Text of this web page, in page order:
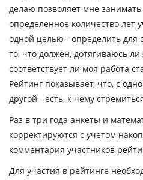
делаю позволяет мне
определенное количество лет
одной целью - определить для
то, что должен, дотягиваюсь ли
соответствует ли моя работа
Рейтинг показывает, что, с
другой - есть, к чему
Раз в три года анкеты и
корректируются с учетом
комментария участников
Для участия в рейтинге